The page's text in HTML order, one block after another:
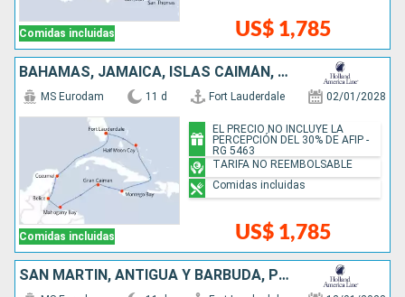
Comidas incluidas US$ 1,785
BAHAMAS, JAMAICA, ISLAS CAIMÁN, HONDURAS, BELICE, MÉXICO, ESTADOS UNIDOS
Comidas incluidas
MS Eurodam 11 d Fort Lauderdale 02/01/2028
US$ 1,785
EL PRECIO NO INCLUYE LA
PERCEPCIÓN DEL 30% DE AFIP -
RG 5463
TARIFA NO REEMBOLSABLE
Comidas incluidas
SAN MARTÍN, ANTIGUA Y BARBUDA, PUERTO RICO, BAHAMAS, ESTADOS UNIDOS